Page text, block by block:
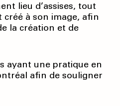
lieu d’assises, tout
à son image, afin
la création et de
ayant une pratique en
afin de souligner